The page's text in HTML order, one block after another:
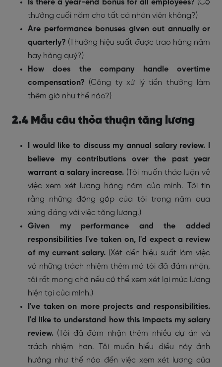
Is there a year-end bonus for all employees? (Có
thưởng cuối năm cho tất cả nhân viên không?)
Are performance bonuses given out annually or
quarterly? ( Thưởng hiệu suất được trao hàng năm
hay hàng quý?)
How does the company handle overtime
compensation? (Công ty xử lý tiền thưởng làm
thêm giờ như thế nào?)
2.4 Mẫu câu thỏa thuận tăng lương
I would like to discuss my annual salary review. I
believe my contributions over the past year
warrant a salary increase. (Tôi muốn thảo luận về
việc xem xét lương hàng năm của mình. Tôi tin
rằng những đóng góp của tôi trong năm qua
xứng đáng với việc tăng lương.)
Given my performance and the added
responsibilities I've taken on, I'd expect a review
of my current salary. (Xét đến hiệu suất làm việc
và những trách nhiệm thêm mà tôi đã đảm nhận,
tôi rất mong chờ nếu có thể xem xét lại mức lương
hiện tại của mình.)
I've taken on more projects and responsibilities.
I'd like to understand how this impacts my salary
review. ( Tôi đã đảm nhận thêm nhiều dự án và
trách nhiệm hơn. Tôi muốn hiểu điều này ảnh
hưởng như thế nào đến việc xem xét lương của